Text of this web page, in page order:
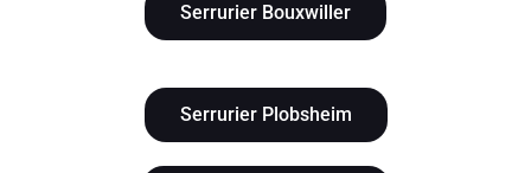
Serrurier Bouxwiller
Serrurier Plobsheim